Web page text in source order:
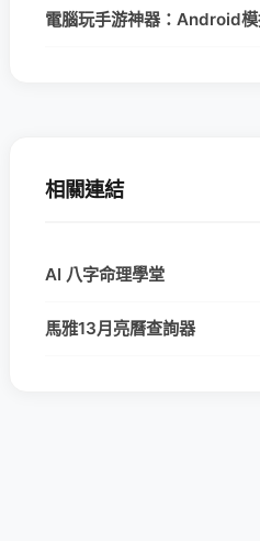
電腦玩手游神器：Android
相關連結
AI 八字命理學堂
馬雅13月亮曆查詢器